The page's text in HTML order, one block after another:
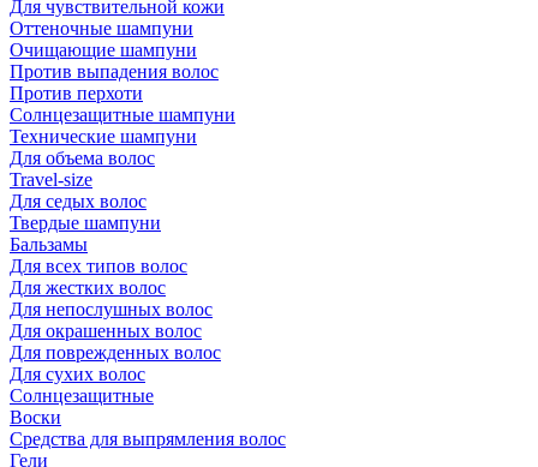
Для чувствительной кожи
Оттеночные шампуни
Очищающие шампуни
Против выпадения волос
Против перхоти
Солнцезащитные шампуни
Технические шампуни
Для объема волос
Travel-size
Для седых волос
Твердые шампуни
Бальзамы
Для всех типов волос
Для жестких волос
Для непослушных волос
Для окрашенных волос
Для поврежденных волос
Для сухих волос
Солнцезащитные
Воски
Средства для выпрямления волос
Гели